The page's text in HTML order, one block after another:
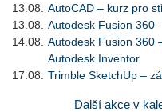
13.08.
AutoCAD – kurz pro
13.08.
Autodesk Fusion 360
14.08.
Autodesk Fusion 360
Autodesk Inventor
17.08.
Trimble SketchUp –
Další akce v